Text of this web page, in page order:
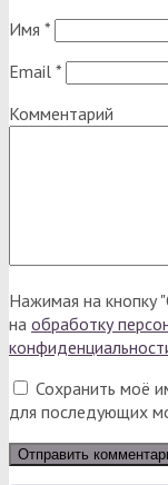
Имя *
Email *
Комментарий
Нажимая на кнопку
на обработку
Сохранить моё
для последующих